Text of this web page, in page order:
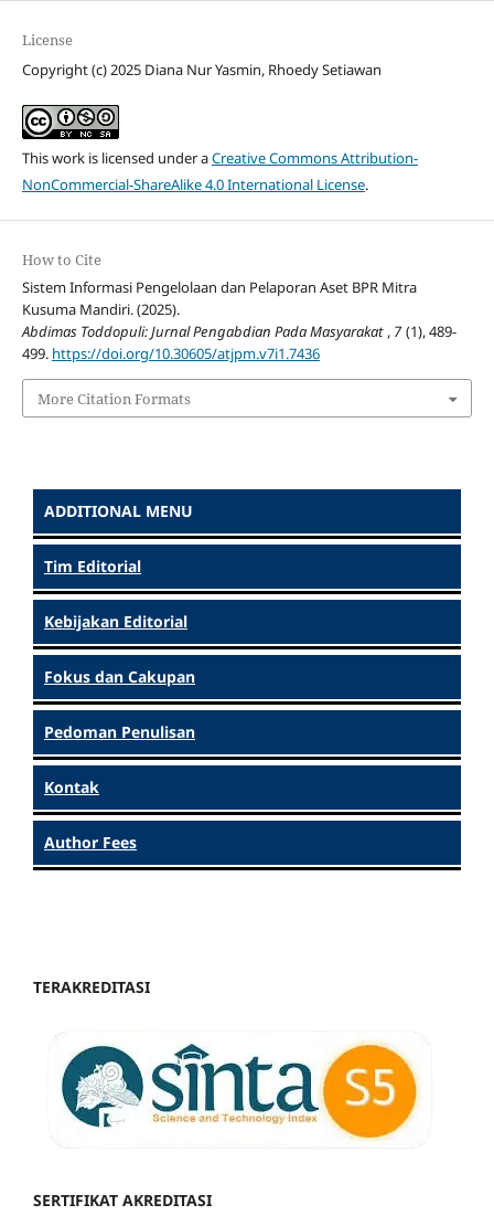
License
Copyright (c) 2025 Diana Nur Yasmin, Rhoedy Setiawan
This work is licensed under aCreative Commons Attribution-
NonCommercial-ShareAlike 4.0 International License.
How to Cite
Sistem Informasi Pengelolaan dan Pelaporan Aset BPR Mitra
Kusuma Mandiri. (2025).
Abdimas Toddopuli: Jurnal Pengabdian Pada Masyarakat , 7 (1), 489-
499. https://doi.org/10.30605/atjpm.v7i1.7436
More Citation Formats
ADDITIONAL MENU
Tim Editorial
Kebijakan Editorial
Fokus dan Cakupan
Pedoman Penulisan
Kontak
Author Fees
TERAKREDITASI
SERTIFIKAT AKREDITASI